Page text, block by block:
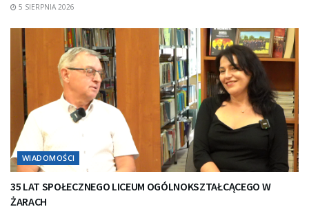
5 SIERPNIA 2026
WIADOMOŚCI
35 LAT SPOŁECZNEGO LICEUM OGÓLNOKSZTAŁCĄCEGO W
ŻARACH